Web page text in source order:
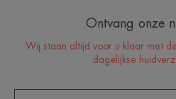
Ontvang onze
Wij staan altijd voor u klaar met
dagelijkse